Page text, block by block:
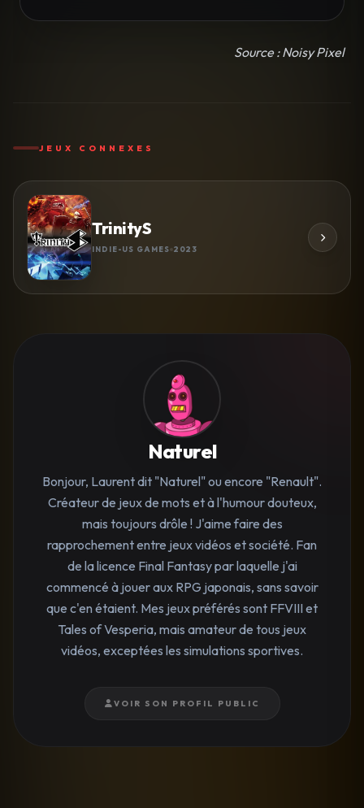
Source : Noisy Pixel
JEUX CONNEXES
TrinityS
INDIE-US GAMES 2023
Naturel
Bonjour, Laurent dit "Naturel" ou encore "Renault".
Créateur de jeux de mots et à l'humour douteux,
mais toujours drôle ! J'aime faire des
rapprochement entre jeux vidéos et société. Fan
de la licence Final Fantasy par laquelle j'ai
commencé à jouer aux RPG japonais, sans savoir
que c'en étaient. Mes jeux préférés sont FFVIII et
Tales of Vesperia, mais amateur de tous jeux
vidéos, exceptées les simulations sportives.
VOIR SON PROFIL PUBLIC